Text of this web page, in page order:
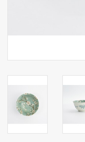
Keukenspullen
Food
Boeken